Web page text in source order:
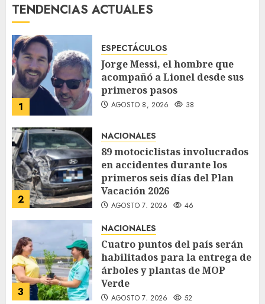
TENDENCIAS ACTUALES
1
ESPECTÁCULOS
Jorge Messi, el hombre que
acompañó a Lionel desde sus
primeros pasos
AGOSTO 8, 2026 38
2
NACIONALES
89 motociclistas involucrados
en accidentes durante los
primeros seis días del Plan
Vacación 2026
AGOSTO 7, 2026 46
3
NACIONALES
Cuatro puntos del país serán
habilitados para la entrega de
árboles y plantas de MOP
Verde
AGOSTO 7, 2026 52